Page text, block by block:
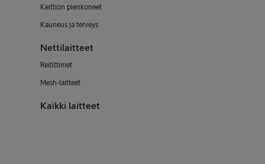
Keittiön pienkoneet
Kauneus ja terveys
Nettilaitteet
Reitittimet
Mesh-laitteet
Kaikki laitteet